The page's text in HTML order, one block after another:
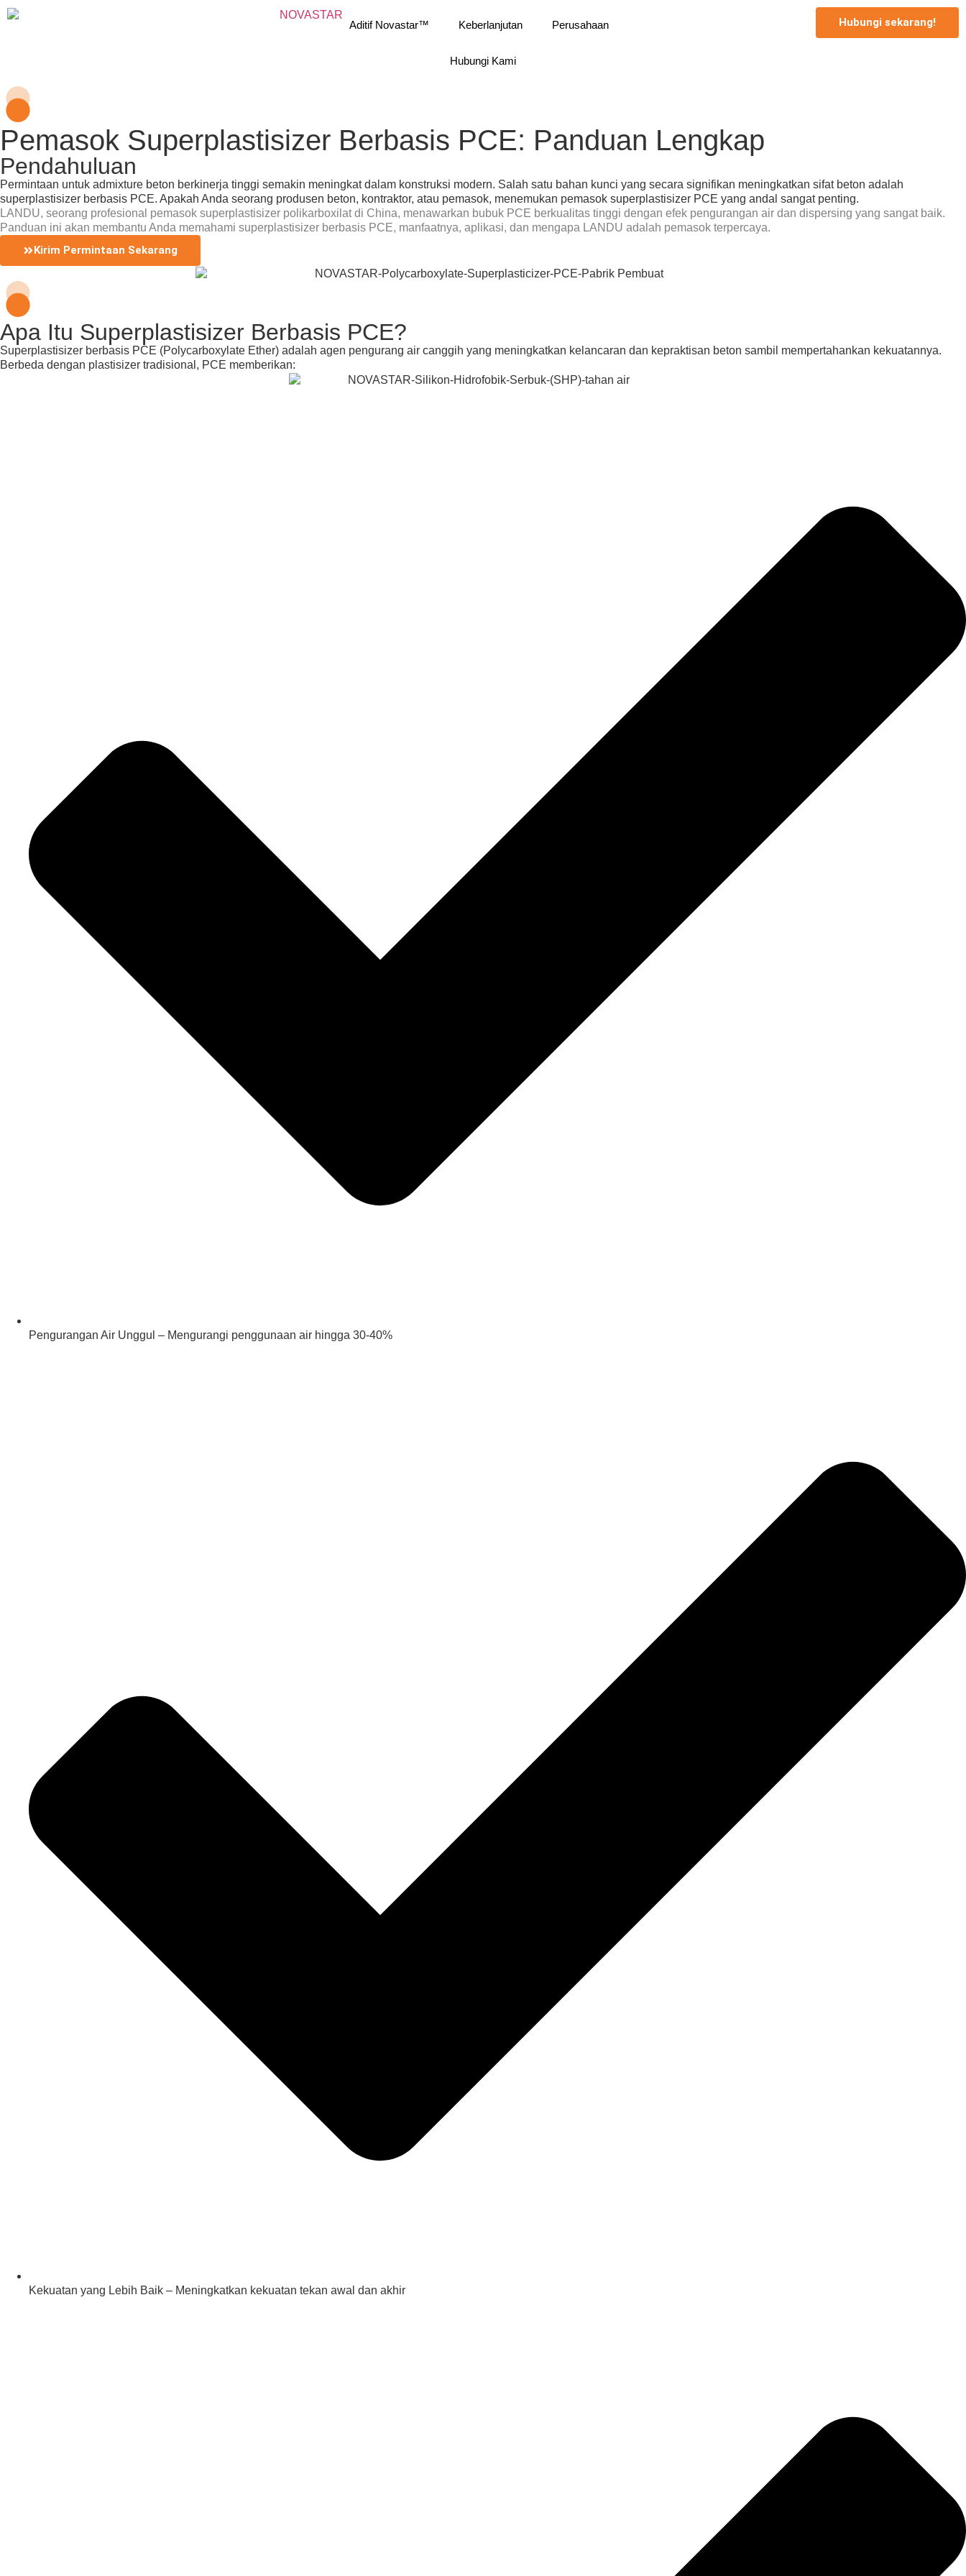
Aditif Novastar™ Keberlanjutan Perusahaan
Hubungi Kami
Hubungi sekarang!
Pemasok Superplastisizer Berbasis PCE: Panduan Lengkap
Pendahuluan
Permintaan untuk admixture beton berkinerja tinggi semakin meningkat dalam konstruksi modern. Salah satu bahan kunci yang secara signifikan meningkatkan sifat beton adalah
superplastisizer berbasis PCE. Apakah Anda seorang produsen beton, kontraktor, atau pemasok, menemukan pemasok superplastisizer PCE yang andal sangat penting.
LANDU, seorang profesional pemasok superplastisizer polikarboxilatdi China, menawarkan bubuk PCE berkualitas tinggi dengan efek pengurangan air dan dispersing yang sangat baik.
Panduan ini akan membantu Anda memahami superplastisizer berbasis PCE, manfaatnya, aplikasi, dan mengapa LANDU adalah pemasok terpercaya.
Kirim Permintaan Sekarang
Apa Itu Superplastisizer Berbasis PCE?
Superplastisizer berbasis PCE (Polycarboxylate Ether) adalah agen pengurang air canggih yang meningkatkan kelancaran dan kepraktisan beton sambil mempertahankan kekuatannya.
Berbeda dengan plastisizer tradisional, PCE memberikan:
Pengurangan Air Unggul – Mengurangi penggunaan air hingga 30-40%
Kekuatan yang Lebih Baik – Meningkatkan kekuatan tekan awal dan akhir